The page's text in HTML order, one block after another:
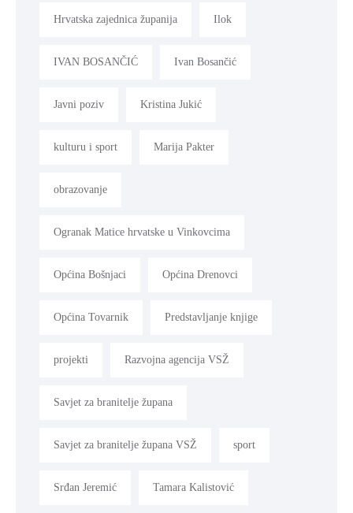
Hrvatska zajednica županija Ilok
IVAN BOSANČIĆ Ivan Bosančić
Javni poziv Kristina Jukić
kulturu i sport Marija Pakter
obrazovanje
Ogranak Matice hrvatske u Vinkovcima
Općina Bošnjaci Općina Drenovci
Općina Tovarnik Predstavljanje knjige
projekti Razvojna agencija VSŽ
Savjet za branitelje župana
Savjet za branitelje župana VSŽ sport
Srđan Jeremić Tamara Kalistović